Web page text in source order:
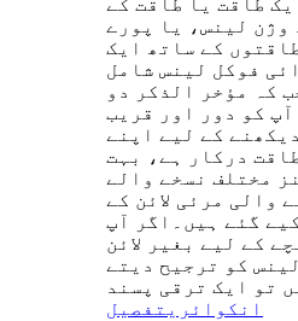
طاقت یا طاقت کے
وژن لینس، یا پورے
کے ساتھ ایک
فوکل لینس شامل
کہ مؤخر الذکر دو
کو دور اور قریب
کے لیے اپنے
درکار ہے، بہت
مختلف نسخے والے
والی مرئی لائن کے
گئے ہیں۔اگر آپ
کے لیے بغیر لائن
کو ترجیح دیتے
انکوائری تفصیل